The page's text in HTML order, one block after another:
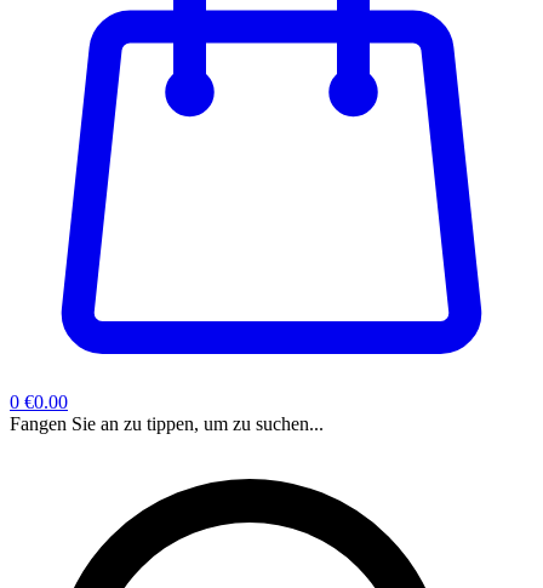
0 €0.00
Fangen Sie an zu tippen, um zu suchen...